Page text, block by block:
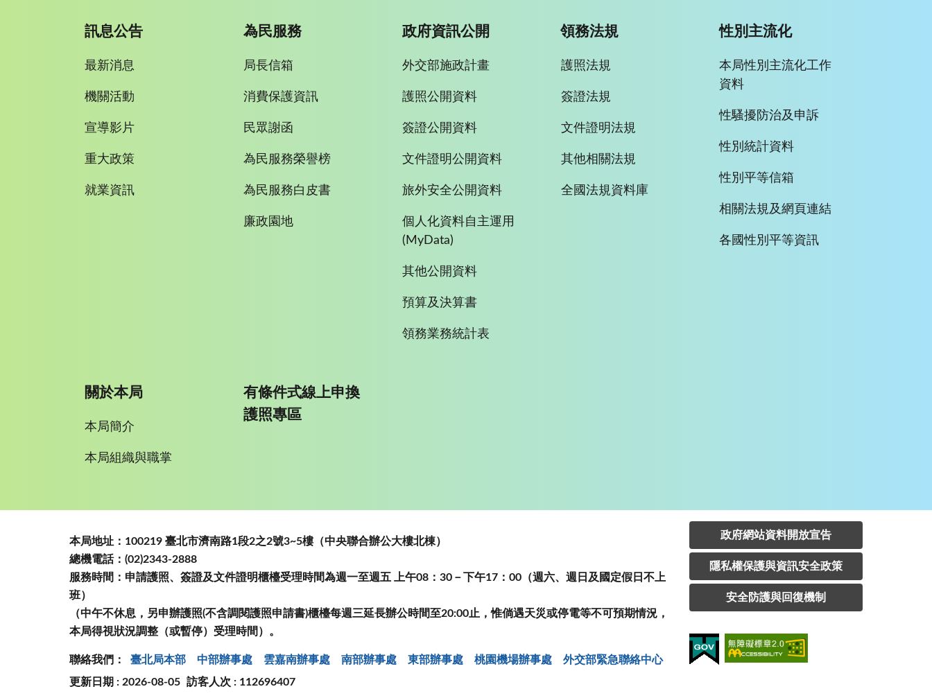
訊息公告
最新消息
機關活動
宣導影片
重大政策
就業資訊
為民服務
局長信箱
消費保護資訊
民眾謝函
為民服務榮譽榜
為民服務白皮書
廉政園地
政府資訊公開
外交部施政計畫
護照公開資料
簽證公開資料
文件證明公開資料
旅外安全公開資料
個人化資料自主運用
(MyData)
其他公開資料
預算及決算書
領務業務統計表
領務法規
護照法規
簽證法規
文件證明法規
其他相關法規
全國法規資料庫
性別主流化
本局性別主流化工作
資料
性騷擾防治及申訴
性別統計資料
性別平等信箱
相關法規及網頁連結
各國性別平等資訊
關於本局
本局簡介
本局組織與職掌
有條件式線上申換
護照專區
本局地址：100219 臺北市濟南路1段2之2號3~5樓（中央聯合辦公大樓北棟）
總機電話：(02)2343-2888
服務時間：申請護照、簽證及文件證明櫃檯受理時間為週一至週五 上午08：30－下午17：00（週六、週日及國定假日不上
班）
（中午不休息，另申辦護照(不含調閱護照申請書)櫃檯每週三延長辦公時間至20:00止，惟倘遇天災或停電等不可預期情況，
本局得視狀況調整（或暫停）受理時間）。
聯絡我們： 臺北局本部 中部辦事處 雲嘉南辦事處 南部辦事處 東部辦事處 桃園機場辦事處
外交部緊急聯絡中⼼
更新日期 : 2026-08-05 訪客人次 : 112696407
政府網站資料開放宣告
隱私權保護與資訊安全政策
安全防護與回復機制